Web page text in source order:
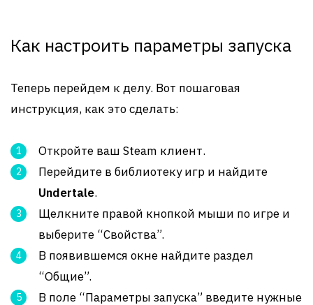
Как настроить параметры запуска
Теперь перейдем к делу. Вот пошаговая
инструкция, как это сделать:
Откройте ваш Steam клиент.
Перейдите в библиотеку игр и найдите
Undertale.
Щелкните правой кнопкой мыши по игре и
выберите “Свойства”.
В появившемся окне найдите раздел
“Общие”.
В поле “Параметры запуска” введите нужные